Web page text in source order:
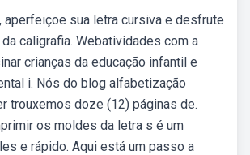
aperfeiçoe sua letra cursiva e desfrute
caligrafia. Webatividades com a
crianças da educação infantil e
i. Nós do blog alfabetização
trouxemos doze (12) páginas de.
os moldes da letra s é um
e rápido. Aqui está um passo a